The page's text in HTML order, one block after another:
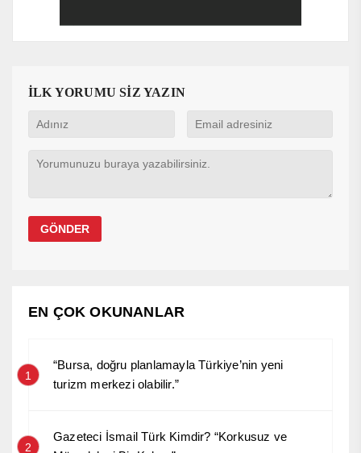
İLK YORUMU SİZ YAZIN
EN ÇOK OKUNANLAR
1
“Bursa, doğru planlamayla Türkiye’nin yeni
turizm merkezi olabilir.”
2
Gazeteci İsmail Türk Kimdir? “Korkusuz ve